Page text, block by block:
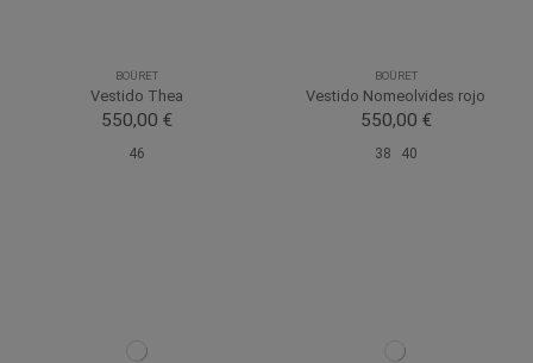
BOÜRET
Vestido Thea
550,00 €
46
BOÜRET
Vestido Nomeolvides rojo
550,00 €
38 40